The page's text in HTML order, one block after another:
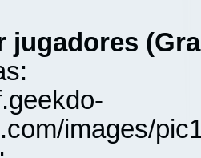
jugadores
images/